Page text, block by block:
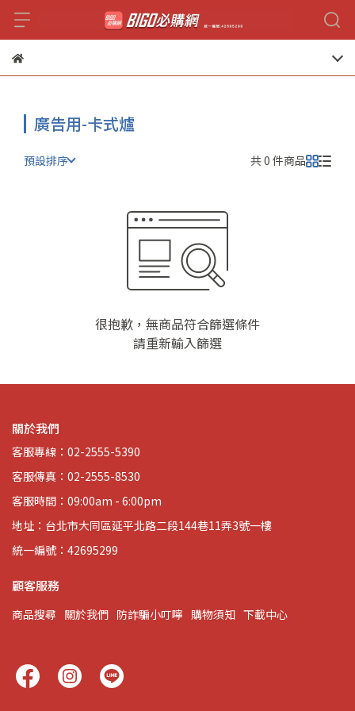
廣告用-卡式爐
預設排序 共 0 件商品
很抱歉，無商品符合篩選條件
請重新輸入篩選
關於我們
客服專線：02-2555-5390
客服傳真：02-2555-8530
客服時間：09:00am - 6:00pm
地址：台北市大同區延平北路二段144巷11弄3號一樓
統一編號：42695299
顧客服務
商品搜尋 關於我們 防詐騙小叮嚀 購物須知 下載中心